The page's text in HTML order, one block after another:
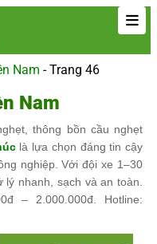
Nam -Trang 46
Nam
thông bồn cầu nghẹt
là lựa chọn đáng tin cậy
nghiệp. Với đội xe 1–30
nhanh, sạch và an toàn.
– 2.000.000đ. Hotline: